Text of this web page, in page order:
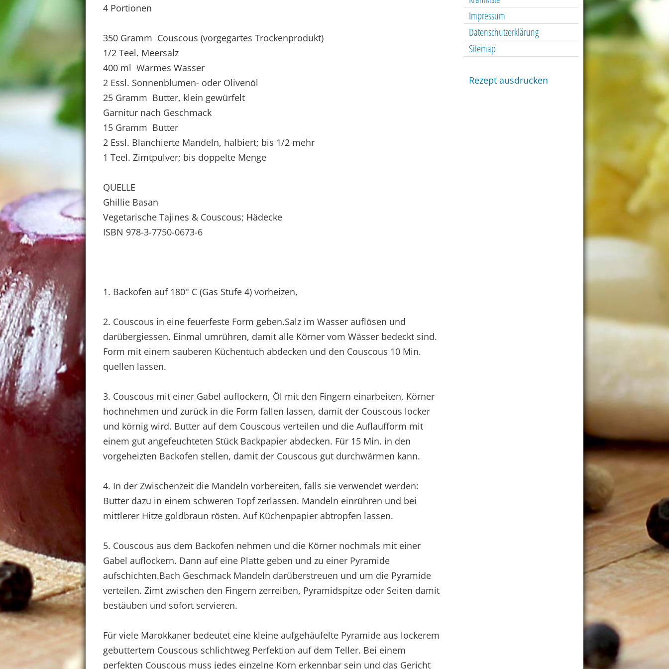
Impressum
Datenschutzerklärung
Sitemap
Rezept ausdrucken
4 Portionen
350 Gramm Couscous (vorgegartes Trockenprodukt)
1/2 Teel. Meersalz
400 ml Warmes Wasser
2 Essl. Sonnenblumen- oder Olivenöl
25 Gramm Butter, klein gewürfelt
Garnitur nach Geschmack
15 Gramm Butter
2 Essl. Blanchierte Mandeln, halbiert; bis 1/2 mehr
1 Teel. Zimtpulver; bis doppelte Menge
QUELLE
Ghillie Basan
Vegetarische Tajines & Couscous; Hädecke
ISBN 978-3-7750-0673-6
1. Backofen auf 180° C (Gas Stufe 4) vorheizen,
2. Couscous in eine feuerfeste Form geben.Salz im Wasser auflösen und
darübergiessen. Einmal umrühren, damit alle Körner vom Wässer bedeckt sind.
Form mit einem sauberen Küchentuch abdecken und den Couscous 10 Min.
quellen lassen.
3. Couscous mit einer Gabel auflockern, Öl mit den Fingern einarbeiten, Körner
hochnehmen und zurück in die Form fallen lassen, damit der Couscous locker
und körnig wird. Butter auf dem Couscous verteilen und die Auflaufform mit
einem gut angefeuchteten Stück Backpapier abdecken. Für 15 Min. in den
vorgeheizten Backofen stellen, damit der Couscous gut durchwärmen kann.
4. In der Zwischenzeit die Mandeln vorbereiten, falls sie verwendet werden:
Butter dazu in einem schweren Topf zerlassen. Mandeln einrühren und bei
mittlerer Hitze goldbraun rösten. Auf Küchenpapier abtropfen lassen.
5. Couscous aus dem Backofen nehmen und die Körner nochmals mit einer
Gabel auflockern. Dann auf eine Platte geben und zu einer Pyramide
aufschichten.Bach Geschmack Mandeln darüberstreuen und um die Pyramide
verteilen. Zimt zwischen den Fingern zerreiben, Pyramidspitze oder Seiten damit
bestäuben und sofort servieren.
Für viele Marokkaner bedeutet eine kleine aufgehäufelte Pyramide aus lockerem
gebuttertem Couscous schlichtweg Perfektion auf dem Teller. Bei einem
perfekten Couscous muss jedes einzelne Korn erkennbar sein und das Gericht